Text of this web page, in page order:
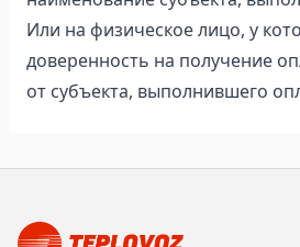
Или на физическое лицо, у
доверенность на получение
от субъекта, выполнившего